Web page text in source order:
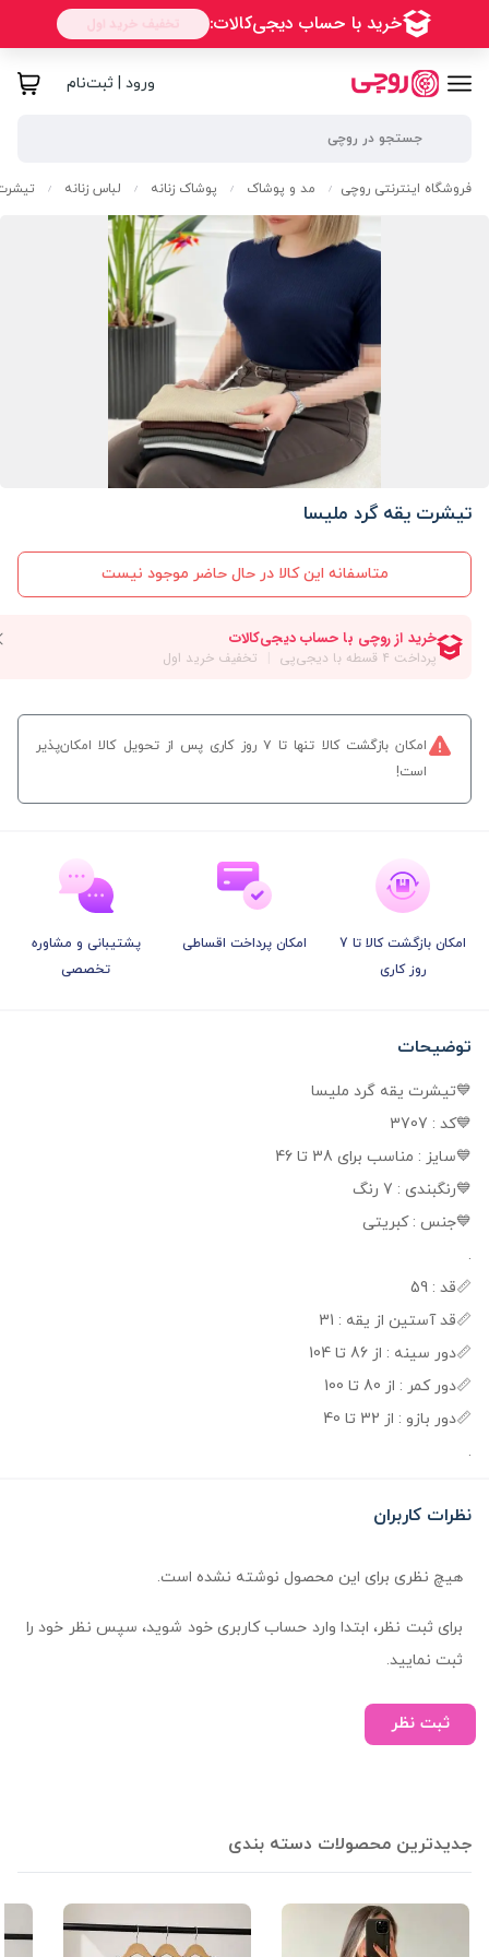
ورود | ثبت‌نام
فروشگاه اینترنتی روچی / مد و پوشاک / پوشاک زنانه / لباس زنانه /
تیشرت یقه گرد ملیسا
متاسفانه این کالا در حال حاضر موجود نیست
امکان بازگشت کالا تنها تا ۷ روز کاری پس از تحویل کالا امکان‌پذیر
است!
امکان بازگشت کالا تا 7
روز کاری
امکان پرداخت اقساطی
پشتیبانی و مشاوره
تخصصی
توضیحات
💙تیشرت یقه گرد ملیسا
💙کد : 3707
💙سایز : مناسب برای 38 تا 46
💙رنگبندی : 7 رنگ
💙جنس : کبریتی
.
📏قد : 59
📏قد آستین از یقه : 31
📏دور سینه : از 86 تا 104
📏دور کمر : از 80 تا 100
📏دور بازو : از 32 تا 40
.
نظرات کاربران
هیچ نظری برای این محصول نوشته نشده است.
برای ثبت نظر، ابتدا وارد حساب کاربری خود شوید، سپس نظر خود را
ثبت نمایید.
ثبت نظر
جدیدترین محصولات دسته بندی